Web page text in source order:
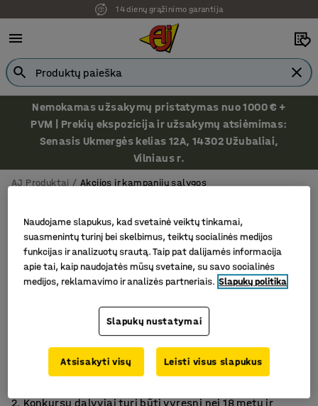
14 dienų grąžinimo garantija
Nemokamas užsakymų pristatymas nuo 1000 € +
PVM | Prekių ekspozicija ir užsakymų atsiėmimas:
Senasis Ukmergės kelias 12A, 14302 Užubaliai,
Vilniaus r.
AJ Produktai Akcijos ir kampanijų sąlygos
Akcijos ir kampanijų sąlygos
Visos AJ Produktai žaidimų/konkursų salygos ir
taisyklės neprieštarauja Lietuvos Respublikos
įstatymams bei teisės aktams. Žaidimams/konkursams,
platformose, galioja žemiau išvardintos taisyklės:
1. Mūsų organizuojami konkursai/žaidimai nėra remiami
ar organizuojami Facebook, Instagram, LinkedIn ar bet
2. Konkursų dalyviai turi būti vyresni nei 18 metų ir
Naudojame slapukus, kad svetainė veiktų tinkamai,
suasmenintų turinį bei skelbimus, teiktų socialinės medijos
funkcijas ir analizuotų srautą. Taip pat dalijamės informacija
apie tai, kaip naudojatės mūsų svetaine, su savo socialinės
medijos, reklamavimo ir analizės partneriais. Slapukų politika
Slapukų nustatymai
Atsisakyti visų Leisti visus slapukus